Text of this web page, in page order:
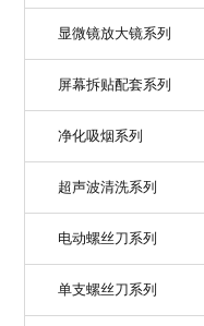
显微镜放大镜系列
屏幕拆贴配套系列
净化吸烟系列
超声波清洗系列
电动螺丝刀系列
单支螺丝刀系列